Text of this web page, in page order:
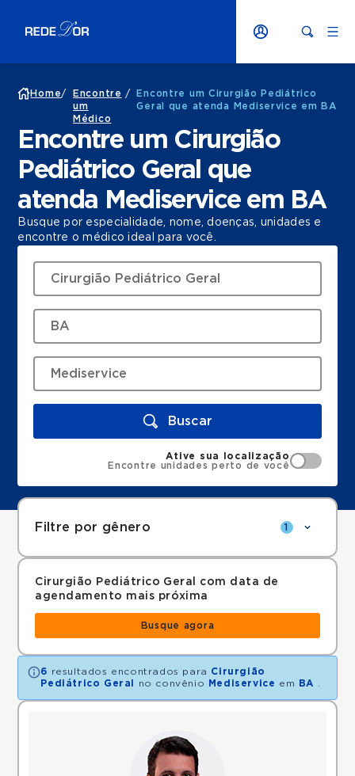
Home/
Encontre
um
Médico
/
Encontre um Cirurgião Pediátrico
Geral que atenda Mediservice em BA
Encontre um Cirurgião
Pediátrico Geral que
atenda Mediservice em BA
Busque por especialidade, nome, doenças, unidades e
encontre o médico ideal para você.
Buscar
Ative sua localização
Encontre unidades perto de você
Filtre por gênero 1
Cirurgião Pediátrico Geral com data de
agendamento mais próxima
Busque agora
6 resultados encontrados para Cirurgião
Pediátrico Geral
no convênio Mediservice em BA